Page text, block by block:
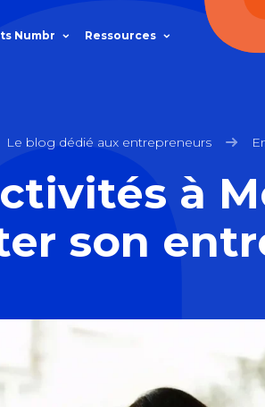
Numbr Ressources
Le blog dédié aux entrepreneurs
à
son